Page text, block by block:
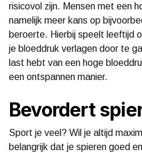
risicovol zijn. Mensen met een
namelijk meer kans op
beroerte. Hierbij speelt leeftijd
je bloeddruk verlagen door te
last hebt van een hoge
een ontspannen manier.
Bevordert
Sport je veel? Wil je altijd
belangrijk dat je spieren goed